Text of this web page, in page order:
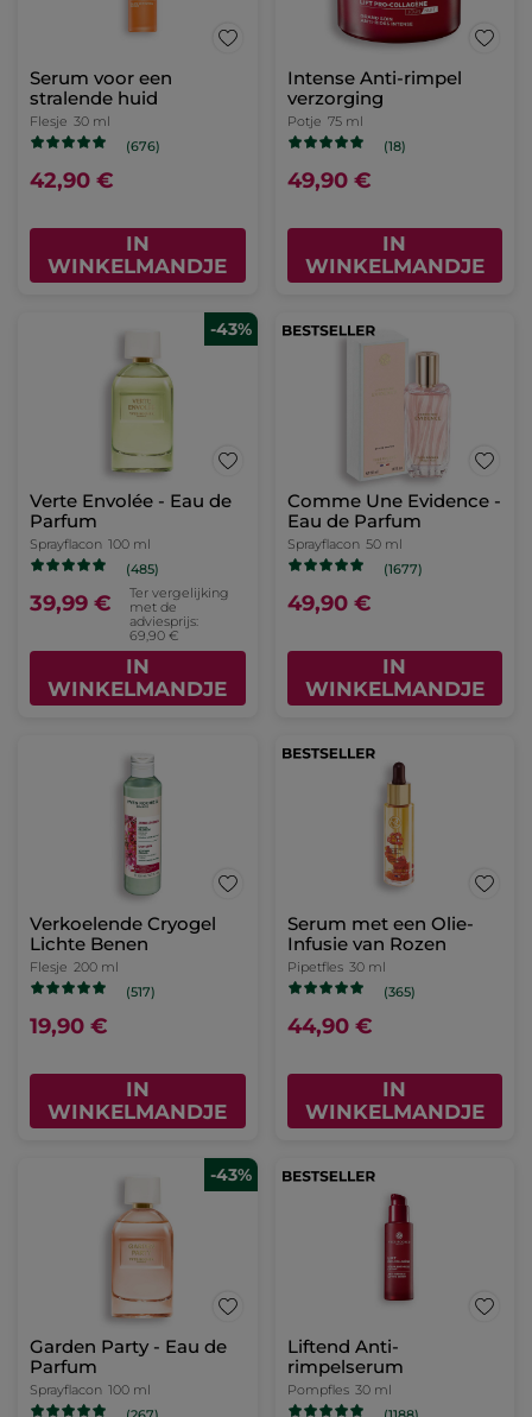
Serum voor een
stralende huid
Flesje 30 ml
(676)
42,90 €
IN
WINKELMANDJE
Intense Anti-rimpel
verzorging
Potje 75 ml
(18)
49,90 €
IN
WINKELMANDJE
-43%
Verte Envolée - Eau de
Parfum
Sprayflacon 100 ml
(485)
39,99 €
Ter vergelijking
met de
adviesprijs:
69,90 €
IN
WINKELMANDJE
Comme Une Evidence -
Eau de Parfum
Sprayflacon 50 ml
(1677)
49,90 €
IN
WINKELMANDJE
Verkoelende Cryogel
Lichte Benen
Flesje 200 ml
(517)
19,90 €
IN
WINKELMANDJE
Serum met een Olie-
Infusie van Rozen
Pipetfles 30 ml
(365)
44,90 €
IN
WINKELMANDJE
-43%
Garden Party - Eau de
Parfum
Sprayflacon 100 ml
Liftend Anti-
rimpelserum
Pompfles 30 ml